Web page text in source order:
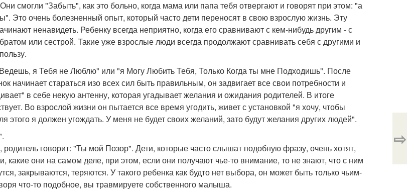
смогли "Забыть", как это больно, когда мама или папа тебя отвергают и говорят при этом: "а
Это очень болезненный опыт, который часто дети переносят в свою взрослую жизнь. Эту
ненавидеть. Ребенку всегда неприятно, когда его сравнивают с кем-нибудь другим - с
или сестрой. Такие уже взрослые люди всегда продолжают сравнивать себя с другими и
я Тебя не Люблю" или "я Могу Любить Тебя, Только Когда ты мне Подходишь". После
начинает стараться изо всех сил быть правильным, он задвигает все свои потребности и
в себе некую антенну, которая угадывает желания и ожидания родителей. В итоге
Во взрослой жизни он пытается все время угодить, живет с установкой "я хочу, чтобы
этого я должен угождать. У меня не будет своих желаний, зато будут желания других людей".
говорит: "Ты мой Позор". Дети, которые часто слышат подобную фразу, очень хотят,
какие они на самом деле, при этом, если они получают чье-то внимание, то не знают, что с ним
закрываются, теряются. У такого ребенка как будто нет выбора, он может быть только чьим-
что-то подобное, вы травмируете собственного малыша.
⇨